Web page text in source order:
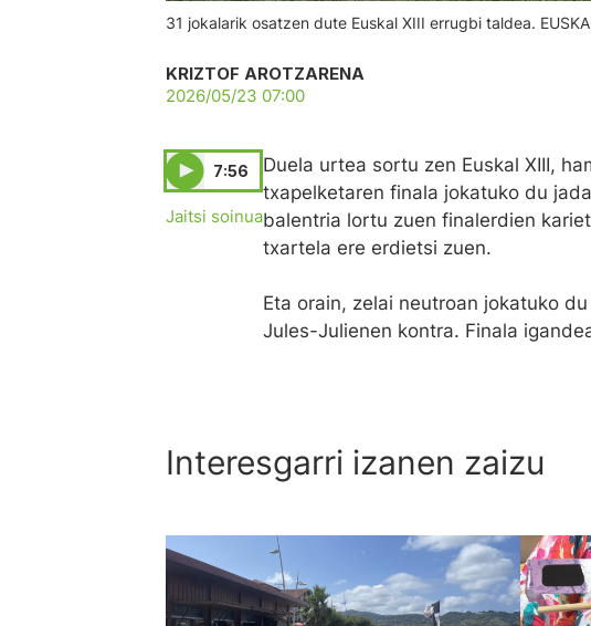
31 jokalarik osatzen dute Euskal XIII errugbi taldea.
KRIZTOF AROTZARENA
2026/05/23 07:00
7:56
Jaitsi soinua
Duela urtea sortu zen Euskal XIII,
txapelketaren finala jokatuko du
balentria lortu zuen finalerdien
txartela ere erdietsi zuen.
Eta orain, zelai neutroan jokatuko
Jules-Julienen kontra. Finala
Interesgarri izanen zaizu